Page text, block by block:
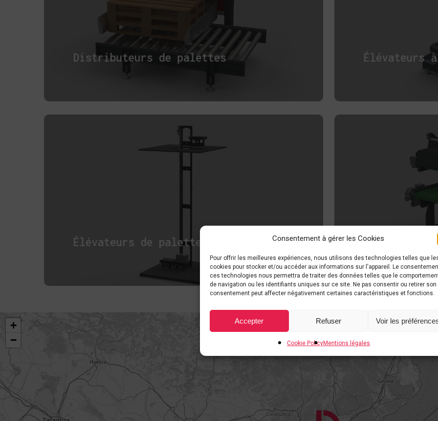
Consentement à gérer les Cookies
Pour offrir les meilleures expériences, nous utilisons des technologies telles que
cookies pour stocker et/ou accéder aux informations sur l'appareil. Le
ces technologies nous permettra de traiter des données telles que le
de navigation ou les identifiants uniques sur ce site. Ne pas consentir ou retirer son
consentement peut affecter négativement certaines caractéristiques et fonctions.
Accepter Refuser Voir les
Cookie PolicyMentions légales
Distributeurs de palettes Élévateurs
Élévateurs de palettes Autres
+
−